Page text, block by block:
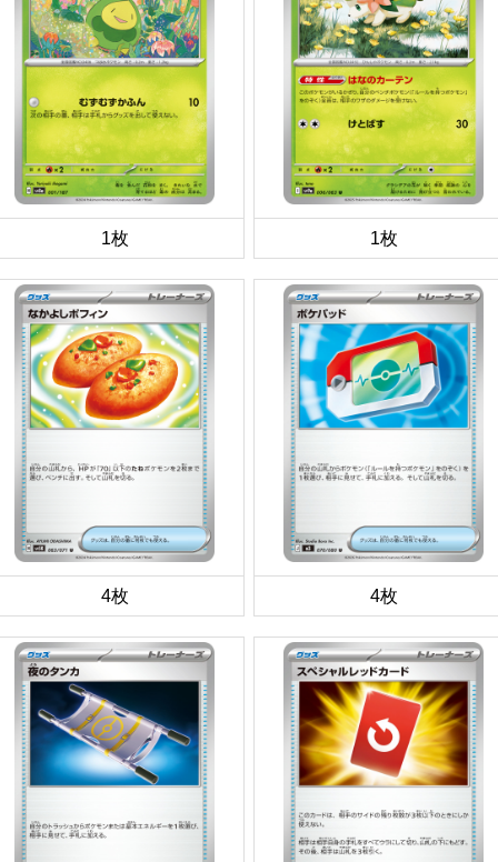
1枚 1枚
4枚 4枚